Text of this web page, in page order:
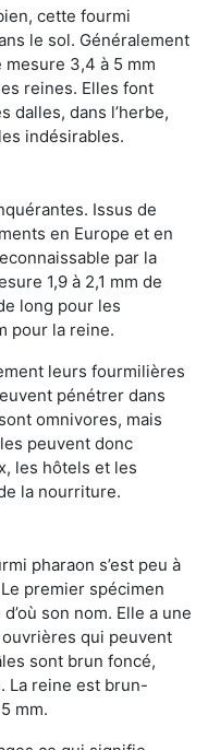
cette fourmi
le sol. Généralement
3,4 à 5 mm
reines. Elles font
dalles, dans l’herbe,
indésirables.
Issus de
en Europe et en
par la
1,9 à 2,1 mm de
long pour les
pour la reine.
leurs fourmilières
pénétrer dans
omnivores, mais
peuvent donc
les hôtels et les
la nourriture.
pharaon s’est peu à
premier spécimen
son nom. Elle a une
qui peuvent
sont brun foncé,
La reine est brun-
mm.